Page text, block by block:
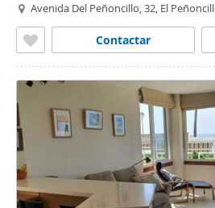
Avenida Del Peñoncillo, 32, El
Contactar